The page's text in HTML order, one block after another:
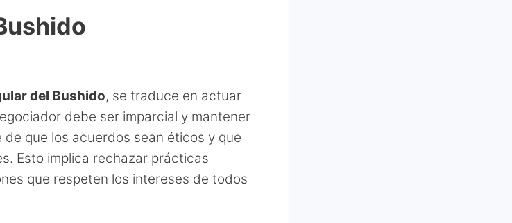
del Bushido, se traduce en actuar
debe ser imparcial y mantener
que los acuerdos sean éticos y que
Esto implica rechazar prácticas
que respeten los intereses de todos